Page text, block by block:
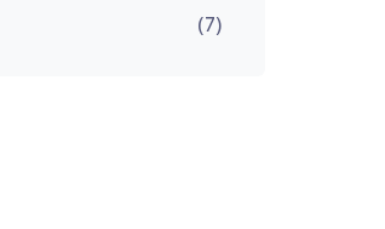
(7)